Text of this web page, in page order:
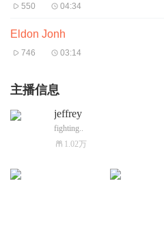
550 04:34
Eldon Jonh
746 03:14
主播信息
jeffrey
fighting..
1.02万